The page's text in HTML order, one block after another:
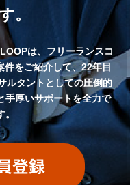
。
は、フリーランスコ
をご紹介して、22年目
ルタントとしての圧倒的
手厚いサポートを全力で